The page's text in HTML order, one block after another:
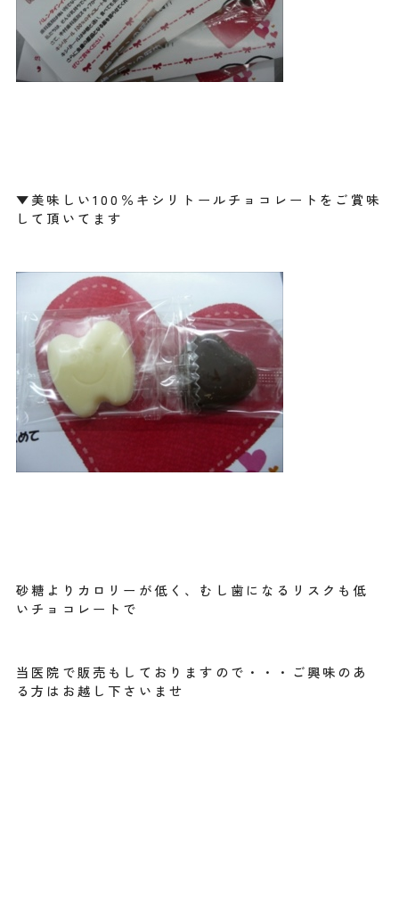
▼美味しい100％キシリトールチョコレートをご賞味
して頂いてます
砂糖よりカロリーが低く、むし歯になるリスクも低
いチョコレートで
当医院で販売もしておりますので・・・ご興味のあ
る方はお越し下さいませ